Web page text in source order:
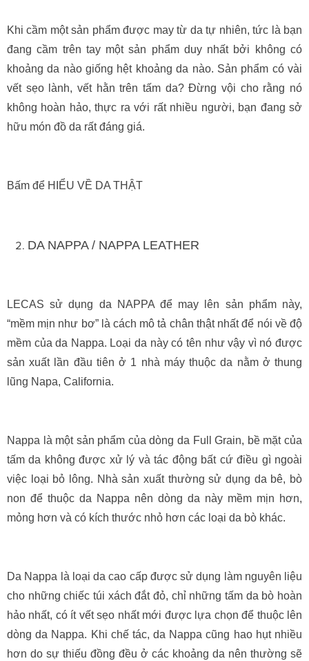
Khi cầm một sản phẩm được may từ da tự nhiên, tức là bạn
đang cầm trên tay một sản phẩm duy nhất bởi không có
khoảng da nào giống hệt khoảng da nào. Sản phẩm có vài
vết sẹo lành, vết hằn trên tấm da? Đừng vội cho rằng nó
không hoàn hảo, thực ra với rất nhiều người, bạn đang sở
hữu món đồ da rất đáng giá.
Bấm để HIỂU VỀ DA THẬT
DA NAPPA / NAPPA LEATHER
LECAS sử dụng da NAPPA để may lên sản phẩm này,
“mềm mịn như bơ” là cách mô tả chân thật nhất để nói về độ
mềm của da Nappa. Loại da này có tên như vậy vì nó được
sản xuất lần đầu tiên ở 1 nhà máy thuộc da nằm ở thung
lũng Napa, California.
Nappa là một sản phẩm của dòng da Full Grain, bề mặt của
tấm da không được xử lý và tác động bất cứ điều gì ngoài
việc loại bỏ lông. Nhà sản xuất thường sử dụng da bê, bò
non để thuộc da Nappa nên dòng da này mềm mịn hơn,
mỏng hơn và có kích thước nhỏ hơn các loại da bò khác.
Da Nappa là loại da cao cấp được sử dụng làm nguyên liệu
cho những chiếc túi xách đắt đỏ, chỉ những tấm da bò hoàn
hảo nhất, có ít vết sẹo nhất mới được lựa chọn để thuộc lên
dòng da Nappa. Khi chế tác, da Nappa cũng hao hụt nhiều
hơn do sự thiếu đồng đều ở các khoảng da nên thường sẽ